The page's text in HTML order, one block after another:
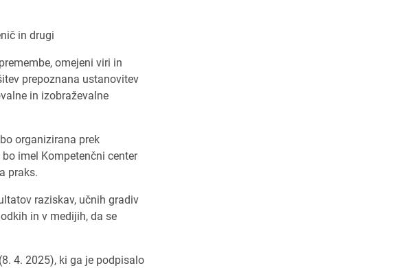
in drugi
omejeni viri in
prepoznana ustanovitev
in izobraževalne
organizirana prek
imel Kompetenčni center
praks.
raziskav, učnih gradiv
in v medijih, da se
4. 2025), ki ga je podpisalo